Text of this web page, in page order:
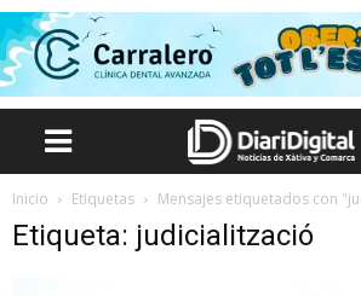
Inicio Etiquetas Mensajes etiquetados con
Etiqueta: judicialització